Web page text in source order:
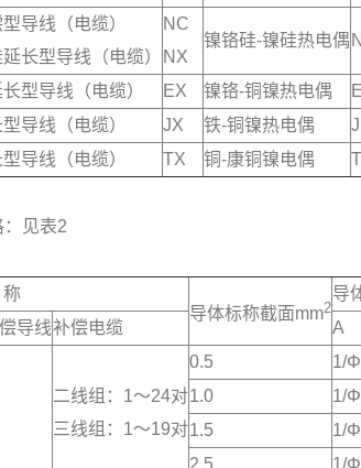
导线（电缆）
长型导线（电缆）
NC
NX
镍铬硅-镍硅热电偶 N
型导线（电缆） EX 镍铬-铜镍热电偶
E
导线（电缆）
JX 铁-铜镍热电偶
J
导线（电缆）
TX 铜-康铜镍电偶 T
：见表2
称
导体标称截面mm2
导
导线补偿电缆 A
二线组：1～24对
三线组：1～19对
0.5 1/
1.0
1/
1.5
1/
2.5
1/